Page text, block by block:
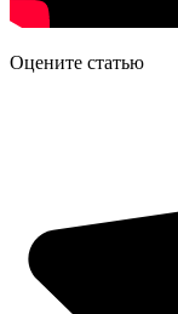
Оцените статью